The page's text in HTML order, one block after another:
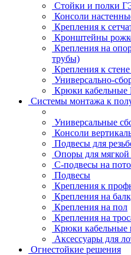
Стойки и полки
Консоли
Крепления к
Кронштейны
Крепления на
трубы)
Крепления к
Универсально-
Крюки
Системы монтажа к
Универсальные
Консоли
Подвесы для
Опоры для мягкой
С-подвесы на
Подвесы
Крепления к
Крепления на
Крепления на пол
Крепления на
Крюки
Аксессуары для
Огнестойкие решения